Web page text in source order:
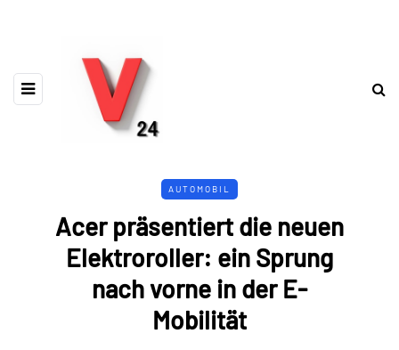
AUTOMOBIL
Acer präsentiert die neuen
Elektroroller: ein Sprung
nach vorne in der E-
Mobilität